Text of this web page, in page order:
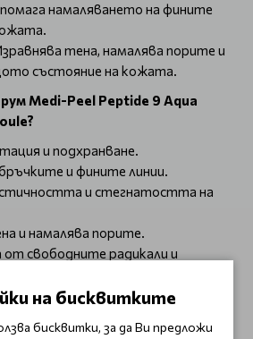
намаляването на фините
тена, намалява порите и
състояние на кожата.
Medi-Peel Peptide 9 Aqua
и подхранване.
и фините линии.
и стегнатостта на
и намалява порите.
свободните радикали и
Medi-Peel Peptide 9 Aqua
на бисквитките
бисквитки, за да Ви предложи